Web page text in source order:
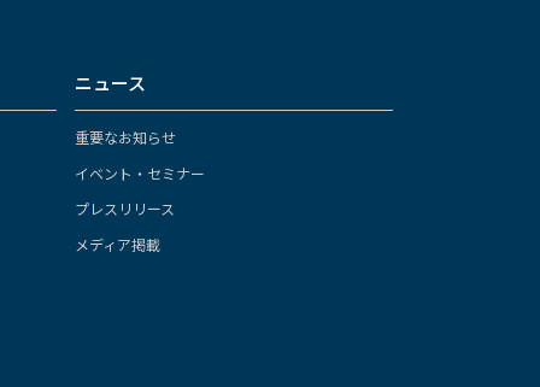
ニュース
重要なお知らせ
イベント・セミナー
プレスリリース
メディア掲載